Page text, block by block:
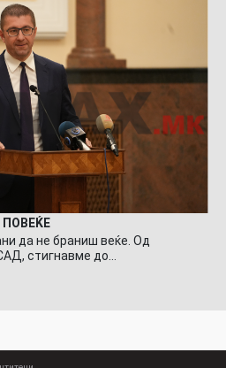
ПОВЕЌЕ
да не браниш веќе. Од
стигнавме до…